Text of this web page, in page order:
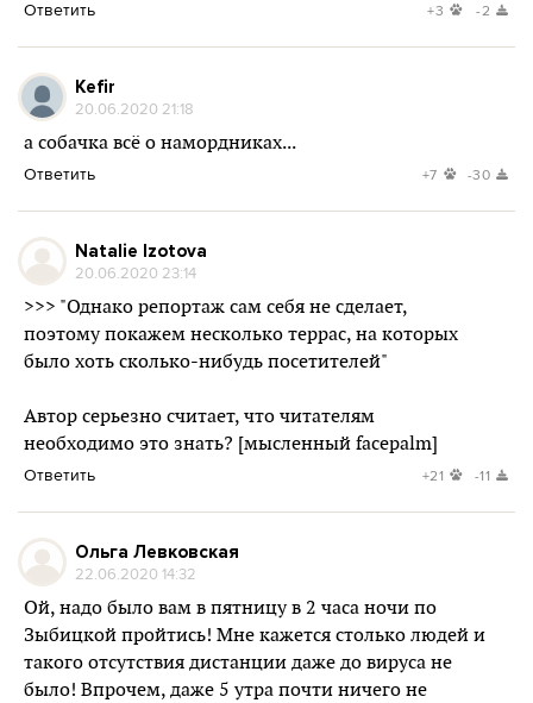
Ответить +3 -2
Kefir
20.06.2020 21:18
а собачка всё о намордниках...
Ответить +7 -30
Natalie Izotova
20.06.2020 23:14
>>> "Однако репортаж сам себя не сделает,
поэтому покажем несколько террас, на которых
было хоть сколько-нибудь посетителей"
Автор серьезно считает, что читателям
необходимо это знать? [мысленный facepalm]
Ответить +21 -11
Ольга Левковская
22.06.2020 14:32
Ой, надо было вам в пятницу в 2 часа ночи по
Зыбицкой пройтись! Мне кажется столько людей и
такого отсутствия дистанции даже до вируса не
было! Впрочем, даже 5 утра почти ничего не